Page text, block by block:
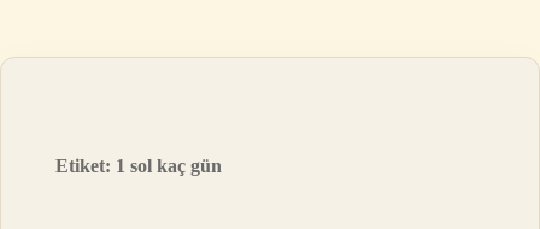
Etiket: 1 sol kaç gün